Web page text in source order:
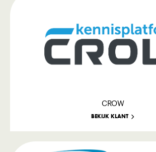
CROW
BEKIJK KLANT